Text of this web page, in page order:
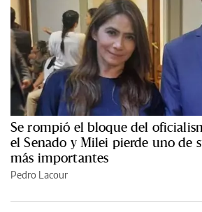
Se rompió el bloque del
el Senado y Milei pierde uno de
más importantes
Pedro Lacour